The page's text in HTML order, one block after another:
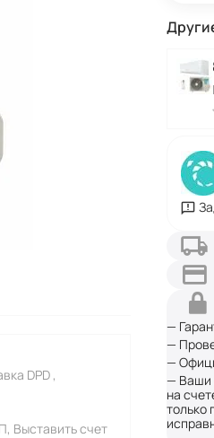
—
—
—
— Ваши
на
только
DPD ,
Выставить счет